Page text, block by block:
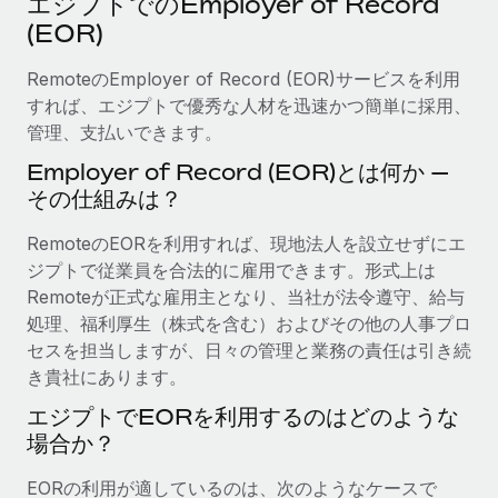
サービス
専門家に相談
グローバル人事・コンプライアンスの専門サポート
候補者の選考プロセスをシンプルに
コンプライアンスリスクを先回りして対応
デバイス管理
ITデバイスを世界規模で提供・管理
法人設立
法令順守した法人をスピーディに設立
移住・転勤
従業員の異動をスムーズに
当社とのパートナーシップの可能性を検討する
Remote Build
統合とAI自動化に関するコンサルティング
給与・人材情報
情報センター
サポートを依頼する
すべてのリソースを表示する
ブログ
グローバル給与処理
EORおよびPEO
契約社員管理
税務
(EOR)
RemoteのEmployer of Record (EOR)サービスを利用
すれば、エジプトで優秀な人材を迅速かつ簡単に採用、
管理、支払いできます。
Employer of Record (EOR)とは何か —
その仕組みは？
RemoteのEORを利用すれば、現地法人を設立せずにエ
ジプトで従業員を合法的に雇用できます。形式上は
Remoteが正式な雇用主となり、当社が法令遵守、給与
処理、福利厚生（株式を含む）およびその他の人事プロ
セスを担当しますが、日々の管理と業務の責任は引き続
き貴社にあります。
エジプトでEORを利用するのはどのような
場合か？
EORの利用が適しているのは、次のようなケースで